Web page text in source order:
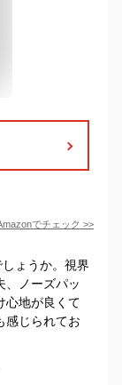
でチェック >>
ょうか。視界
、ノーズパッ
心地が良くて
感じられてお